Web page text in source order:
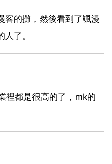
客的攤，然後看到了颯漫
了。
裡都是很高的了，mk的